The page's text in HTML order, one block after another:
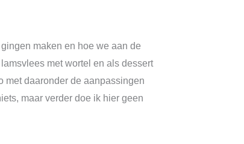
maken en hoe we aan de
met wortel en als dessert
met daaronder de aanpassingen
maar verder doe ik hier geen